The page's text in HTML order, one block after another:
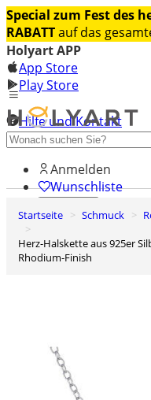
Special zum Fest des
RABATTauf das
Holyart APP
App Store
Play Store
Hilfe und Kontakt
Entdecken Sie Premium
Anmelden
Wunschliste
0
Startseite Schmuck
Herz-Halskette aus 925er Silber von AMEN, mit weißen Zirkonia und
Rhodium-Finish